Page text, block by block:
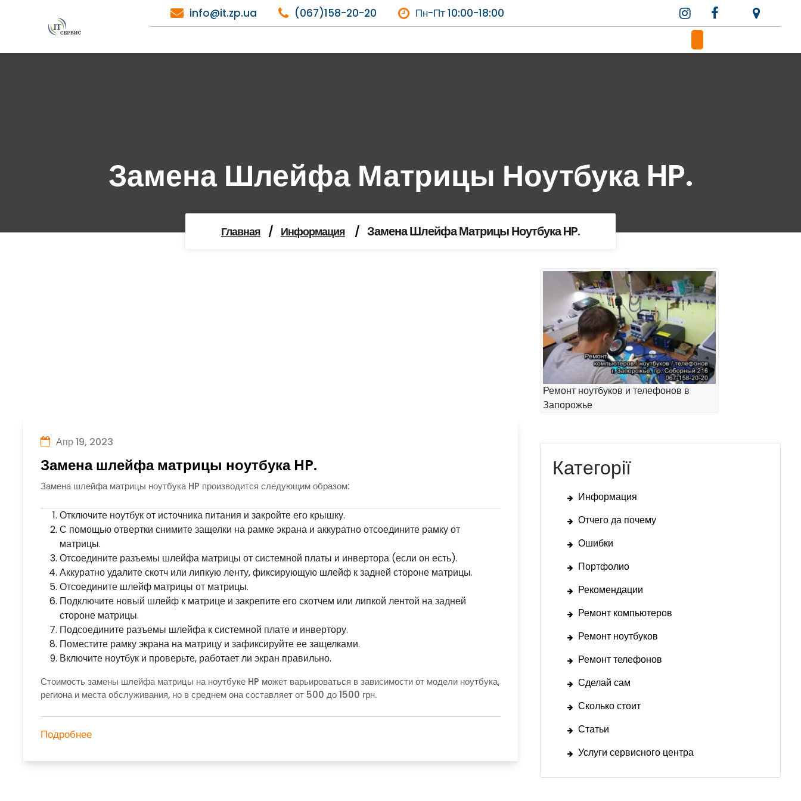
содержимому
info@it.zp.ua (067)158-20-20 Пн-Пт 10:00-18:00
Замена Шлейфа Матрицы Ноутбука HP.
Главная / Информация / Замена Шлейфа Матрицы Ноутбука HP.
Апр 19, 2023
Замена шлейфа матрицы ноутбука HP.
Замена шлейфа матрицы ноутбука HP производится следующим образом:
Отключите ноутбук от источника питания и закройте его крышку.
С помощью отвертки снимите защелки на рамке экрана и аккуратно отсоедините рамку от
матрицы.
Отсоедините разъемы шлейфа матрицы от системной платы и инвертора (если он есть).
Аккуратно удалите скотч или липкую ленту, фиксирующую шлейф к задней стороне матрицы.
Отсоедините шлейф матрицы от матрицы.
Подключите новый шлейф к матрице и закрепите его скотчем или липкой лентой на задней
стороне матрицы.
Подсоедините разъемы шлейфа к системной плате и инвертору.
Поместите рамку экрана на матрицу и зафиксируйте ее защелками.
Включите ноутбук и проверьте, работает ли экран правильно.
Стоимость замены шлейфа матрицы на ноутбуке HP может варьироваться в зависимости от модели ноутбука,
региона и места обслуживания, но в среднем она составляет от 500 до 1500 грн.
Подробнее
Ремонт ноутбуков и телефонов в
Запорожье
Категорії
Информация
Отчего да почему
Ошибки
Портфолио
Рекомендации
Ремонт компьютеров
Ремонт ноутбуков
Ремонт телефонов
Сделай сам
Сколько стоит
Статьи
Услуги сервисного центра